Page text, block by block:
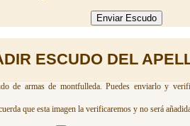
ESCUDO DEL
de armas de montfulleda. Puedes enviarlo y
que esta imagen la verificaremos y no será